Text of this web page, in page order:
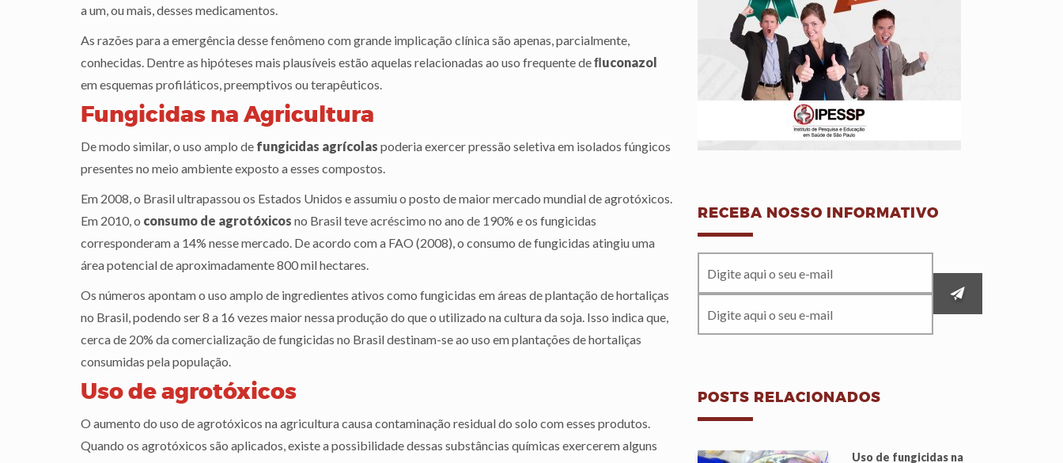
a um, ou mais, desses medicamentos.
As razões para a emergência desse fenômeno com grande implicação clínica são apenas, parcialmente,
conhecidas. Dentre as hipóteses mais plausíveis estão aquelas relacionadas ao uso frequente deﬂuconazol
em esquemas profiláticos, preemptivos ou terapêuticos.
Fungicidas na Agricultura
De modo similar, o uso amplo de fungicidas agrícolas poderia exercer pressão seletiva em isolados fúngicos
presentes no meio ambiente exposto a esses compostos.
Em 2008, o Brasil ultrapassou os Estados Unidos e assumiu o posto de maior mercado mundial de agrotóxicos.
Em 2010, o consumo de agrotóxicos no Brasil teve acréscimo no ano de 190% e os fungicidas
corresponderam a 14% nesse mercado. De acordo com a FAO (2008), o consumo de fungicidas atingiu uma
área potencial de aproximadamente 800 mil hectares.
Os números apontam o uso amplo de ingredientes ativos como fungicidas em áreas de plantação de hortaliças
no Brasil, podendo ser 8 a 16 vezes maior nessa produção do que o utilizado na cultura da soja. Isso indica que,
cerca de 20% da comercialização de fungicidas no Brasil destinam-se ao uso em plantações de hortaliças
consumidas pela população.
Uso de agrotóxicos
O aumento do uso de agrotóxicos na agricultura causa contaminação residual do solo com esses produtos.
Quando os agrotóxicos são aplicados, existe a possibilidade dessas substâncias químicas exercerem alguns
RECEBA NOSSO INFORMATIVO
POSTS RELACIONADOS
Uso de fungicidas na